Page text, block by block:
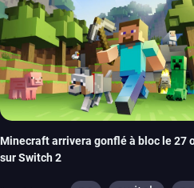
Minecraft arrivera gonflé à bloc le 27
sur Switch 2